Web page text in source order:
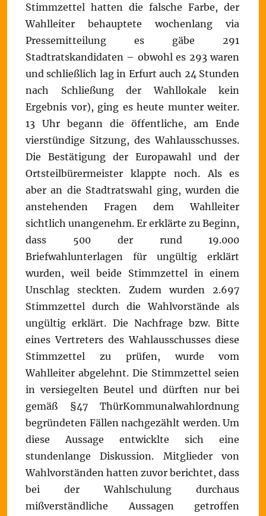
Stimmzettel hatten die falsche Farbe, der
Wahlleiter behauptete wochenlang via
Pressemitteilung es gäbe 291
Stadtratskandidaten – obwohl es 293 waren
und schließlich lag in Erfurt auch 24 Stunden
nach Schließung der Wahllokale kein
Ergebnis vor), ging es heute munter weiter.
13 Uhr begann die öffentliche, am Ende
vierstündige Sitzung, des Wahlausschusses.
Die Bestätigung der Europawahl und der
Ortsteilbürermeister klappte noch. Als es
aber an die Stadtratswahl ging, wurden die
anstehenden Fragen dem Wahlleiter
sichtlich unangenehm. Er erklärte zu Beginn,
dass 500 der rund 19.000
Briefwahlunterlagen für ungültig erklärt
wurden, weil beide Stimmzettel in einem
Unschlag steckten. Zudem wurden 2.697
Stimmzettel durch die Wahlvorstände als
ungültig erklärt. Die Nachfrage bzw. Bitte
eines Vertreters des Wahlausschusses diese
Stimmzettel zu prüfen, wurde vom
Wahlleiter abgelehnt. Die Stimmzettel seien
in versiegelten Beutel und dürften nur bei
gemäß §47 ThürKommunalwahlordnung
begründeten Fällen nachgezählt werden. Um
diese Aussage entwicklte sich eine
stundenlange Diskussion. Mitglieder von
Wahlvorständen hatten zuvor berichtet, dass
bei der Wahlschulung durchaus
mißverständliche Aussagen getroffen